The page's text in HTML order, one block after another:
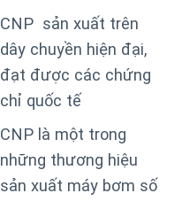
CNP sản xuất trên
dây chuyền hiện đại,
đạt được các chứng
chỉ quốc tế
CNP là một trong
những thương hiệu
sản xuất máy bơm số